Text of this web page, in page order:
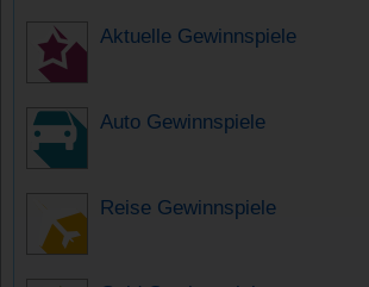
Aktuelle Gewinnspiele
Auto Gewinnspiele
Reise Gewinnspiele